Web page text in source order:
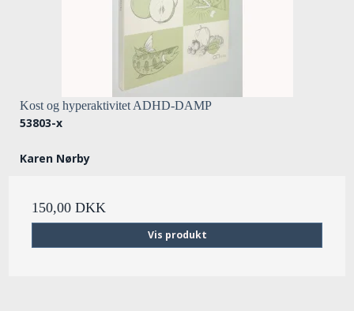
Kost og hyperaktivitet ADHD-DAMP
53803-x
Karen Nørby
150,00 DKK
Vis produkt